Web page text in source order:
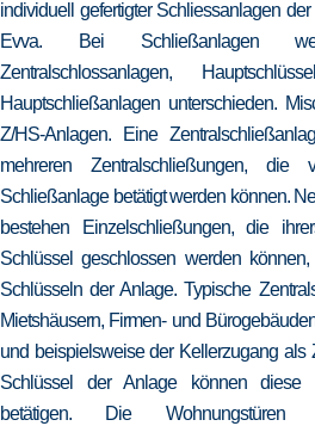
individuell gefertigter Schliessanlagen
Evva. Bei Schließanlagen
Zentralschlossanlagen,
Hauptschließanlagen unterschieden.
Z/HS-Anlagen. Eine
mehreren Zentralschließungen,
Schließanlage betätigt werden können.
bestehen Einzelschließungen, die
Schlüssel geschlossen werden
Schlüsseln der Anlage. Typische
Mietshäusern, Firmen- und
und beispielsweise der Kellerzugang als
Schlüssel der Anlage können diese
betätigen. Die Wohnungstüren